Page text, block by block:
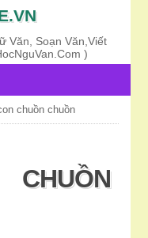
Văn, Soạn Văn,Viết
)
chuồn chuồn